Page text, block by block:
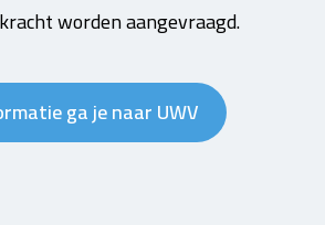
worden aangevraagd.
ga je naar UWV